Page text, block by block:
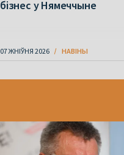
бізнес у Нямеччыне
07 ЖНІЎНЯ 2026 НАВІНЫ